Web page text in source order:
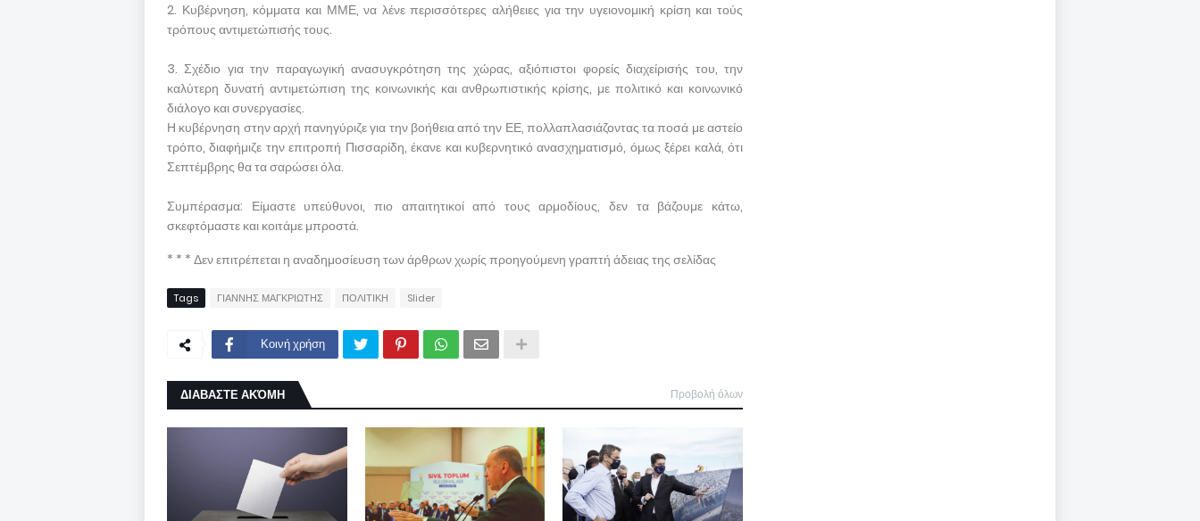
2. Κυβέρνηση, κόμματα και ΜΜΕ, να λένε περισσότερες αλήθειες για την υγειονομική κρίση και τούς
τρόπους αντιμετώπισής τους.
3. Σχέδιο για την παραγωγική ανασυγκρότηση της χώρας, αξιόπιστοι φορείς διαχείρισής του, την
καλύτερη δυνατή αντιμετώπιση της κοινωνικής και ανθρωπιστικής κρίσης, με πολιτικό και κοινωνικό
διάλογο και συνεργασίες.
Η κυβέρνηση στην αρχή πανηγύριζε για την βοήθεια από την ΕΕ, πολλαπλασιάζοντας τα ποσά με αστείο
τρόπο, διαφήμιζε την επιτροπή Πισσαρίδη, έκανε και κυβερνητικό ανασχηματισμό, όμως ξέρει καλά, ότι
Σεπτέμβρης θα τα σαρώσει όλα.
Συμπέρασμα: Είμαστε υπεύθυνοι, πιο απαιτητικοί από τους αρμοδίους, δεν τα βάζουμε κάτω,
σκεφτόμαστε και κοιτάμε μπροστά.
* * * Δεν επιτρέπεται η αναδημοσίευση των άρθρων χωρίς προηγούμενη γραπτή άδειας της σελίδας
Tags ΓΙΑΝΝΗΣ ΜΑΓΚΡΙΩΤΗΣ ΠΟΛΙΤΙΚΗ Slider
Κοινή χρήση
ΔΙΑΒΑΣΤΕ ΑΚΌΜΗ Προβολή όλων